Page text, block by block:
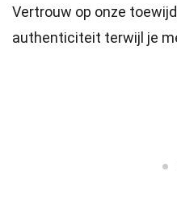
Vertrouw op onze
authenticiteit terwijl je